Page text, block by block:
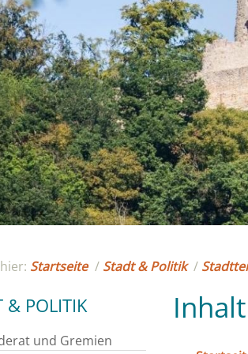
Startseite / Stadt & Politik /
& POLITIK
und Gremien
Inhalt